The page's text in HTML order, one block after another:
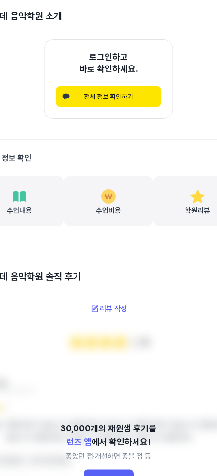
음악학원 소개
로그인하고
바로 확인하세요.
전체 정보 확인하기
정보 확인
수업내용 수업비용 학원리뷰
음악학원 솔직 후기
리뷰 작성
열람권한이 없습니다.열람권한이 없습니다.열람권한이 없습니다.열람
없습니다.열람권한이 없습니다.열람권한이 없습니다.열람권한
아이가 좋아해요
런즈 앱에서 확인하세요!
좋았던 점‧개선하면 좋을 점 등